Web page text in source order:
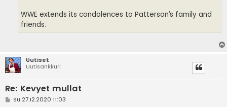
WWE extends its condolences to Patterson’s family and
friends.
Uutiset
Uutisankkuri
Re: Kevyet mullat
VSu 27.12.2020 11:03